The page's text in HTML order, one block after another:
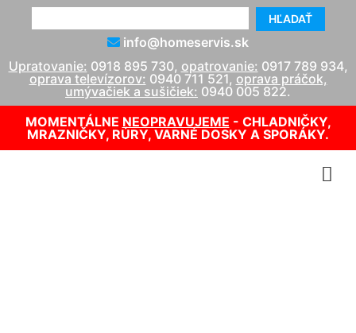
HĽADAŤ
info@homeservis.sk
Upratovanie: 0918 895 730, opatrovanie: 0917 789 934,
oprava televízorov: 0940 711 521, oprava práčok,
umývačiek a sušičiek: 0940 005 822.
MOMENTÁLNE NEOPRAVUJEME - CHLADNIČKY,
MRAZNIČKY, RÚRY, VARNÉ DOSKY A SPORÁKY.